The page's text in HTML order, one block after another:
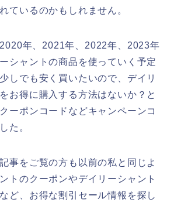
ているのかもしれません。
年、2021年、2022年、2023年
シャントの商品を使っていく予定
しでも安く買いたいので、デイリ
お得に購入する方法はないか？と
ーポンコードなどキャンペーンコ
た。
事をご覧の方も以前の私と同じよ
トのクーポンやデイリーシャント
ど、お得な割引セール情報を探し